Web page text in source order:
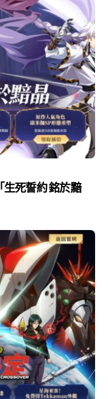
生死誓約 銘於黯